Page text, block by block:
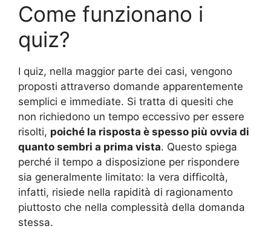
Come funzionano i
quiz?
I quiz, nella maggior parte dei casi, vengono
proposti attraverso domande apparentemente
semplici e immediate. Si tratta di quesiti che
non richiedono un tempo eccessivo per essere
risolti, poiché la risposta è spesso più ovvia di
quanto sembri a prima vista. Questo spiega
perché il tempo a disposizione per rispondere
sia generalmente limitato: la vera difficoltà,
infatti, risiede nella rapidità di ragionamento
piuttosto che nella complessità della domanda
stessa.